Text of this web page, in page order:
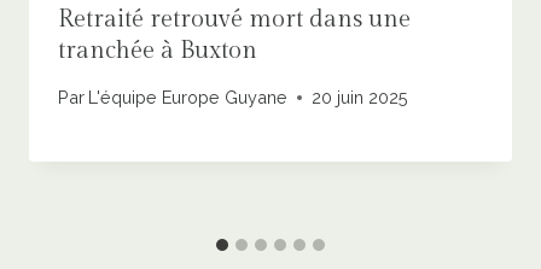
Retraité retrouvé mort dans une
tranchée à Buxton
Par L'équipe Europe Guyane 20 juin 2025